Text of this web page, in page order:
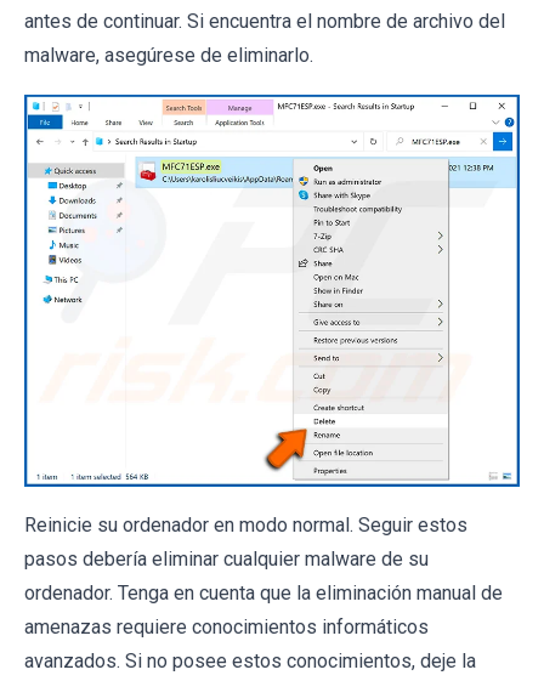
antes de continuar. Si encuentra el nombre de archivo del
malware, asegúrese de eliminarlo.
Reinicie su ordenador en modo normal. Seguir estos
pasos debería eliminar cualquier malware de su
ordenador. Tenga en cuenta que la eliminación manual de
amenazas requiere conocimientos informáticos
avanzados. Si no posee estos conocimientos, deje la